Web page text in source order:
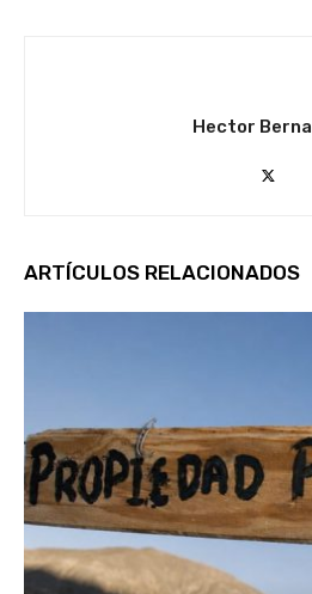
Hector
ARTÍCULOS RELACIONADOS